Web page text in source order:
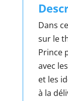
Dans
sur le
Prince
avec
et les
à la